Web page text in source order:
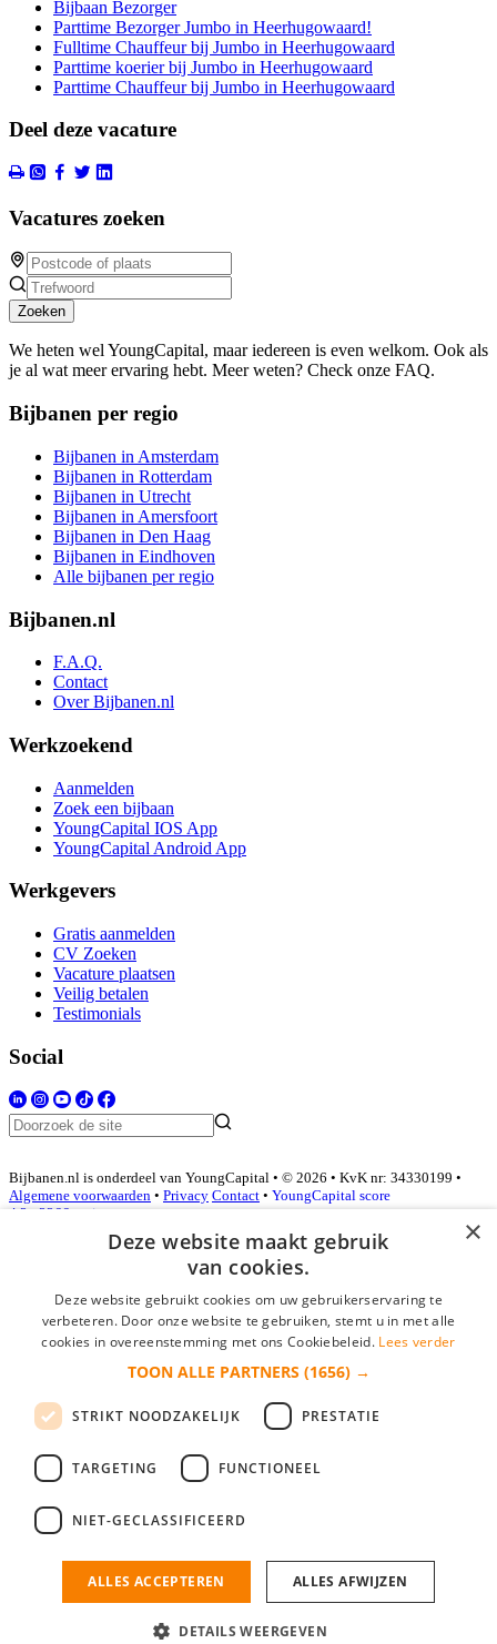
Bijbaan Bezorger
Parttime Bezorger Jumbo in Heerhugowaard!
Fulltime Chauffeur bij Jumbo in Heerhugowaard
Parttime koerier bij Jumbo in Heerhugowaard
Parttime Chauffeur bij Jumbo in Heerhugowaard
Deel deze vacature
Vacatures zoeken
Zoeken
We heten wel YoungCapital, maar iedereen is even welkom. Ook als
je al wat meer ervaring hebt. Meer weten? Check onze FAQ.
Bijbanen per regio
Bijbanen in Amsterdam
Bijbanen in Rotterdam
Bijbanen in Utrecht
Bijbanen in Amersfoort
Bijbanen in Den Haag
Bijbanen in Eindhoven
Alle bijbanen per regio
Bijbanen.nl
F.A.Q.
Contact
Over Bijbanen.nl
Werkzoekend
Aanmelden
Zoek een bijbaan
YoungCapital IOS App
YoungCapital Android App
Werkgevers
Gratis aanmelden
CV Zoeken
Vacature plaatsen
Veilig betalen
Testimonials
Social
Bijbanen.nl is onderdeel van YoungCapital • © 2026 • KvK nr: 34330199 •
Algemene voorwaarden • Privacy Contact • YoungCapital score
4.3 - 3366 reviews
Inloggen als bedrijf
*
login gegevens onthouden
login
Bedrijf aanmelden
nieuwe collega/werknemer zo gevonden!
×
Deze website maakt gebruik
van cookies.
Deze website gebruikt cookies om uw gebruikerservaring te
verbeteren. Door onze website te gebruiken, stemt u in met alle
cookies in overeenstemming met ons Cookiebeleid. Lees verder
TOON ALLE PARTNERS (1656) →
STRIKT NOODZAKELIJK PRESTATIE
TARGETING FUNCTIONEEL
NIET-GECLASSIFICEERD
ALLES ACCEPTEREN ALLES AFWIJZEN
DETAILS WEERGEVEN